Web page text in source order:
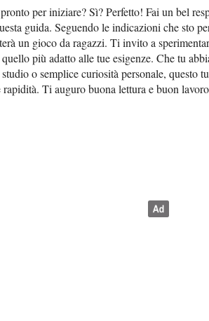
per iniziare? Sì? Perfetto! Fai un bel
guida. Seguendo le indicazioni che sto
un gioco da ragazzi. Ti invito a
più adatto alle tue esigenze. Che tu
o semplice curiosità personale, questo
rapidità. Ti auguro buona lettura e buon